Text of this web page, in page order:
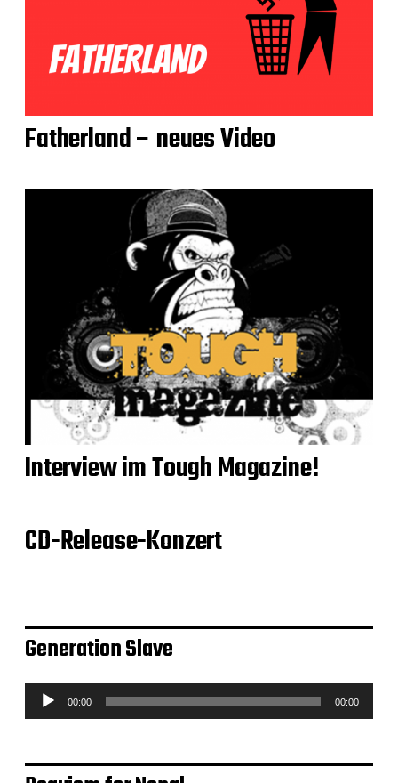
Fatherland – neues Video
Interview im Tough Magazine!
CD-Release-Konzert
Generation Slave
u
o
00:00 00:00